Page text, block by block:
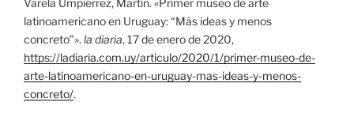
Varela Umpiérrez, Martín. «Primer museo de arte
latinoamericano en Uruguay: “Más ideas y menos
concreto”». la diaria, 17 de enero de 2020,
https://ladiaria.com.uy/articulo/2020/1/primer-museo-de-
arte-latinoamericano-en-uruguay-mas-ideas-y-menos-
concreto/.